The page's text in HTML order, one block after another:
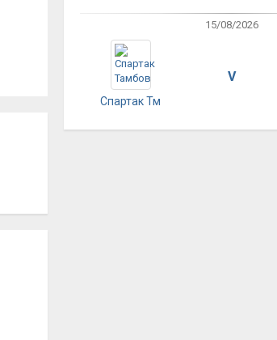
15/08/2026
Спартак Тм
V